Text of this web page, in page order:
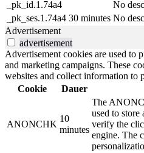
_pk_id.1.74a4
No
_pk_ses.1.74a4 30 minutes No
Advertisement
advertisement
Advertisement cookies are used to
and marketing campaigns. These
websites and collect information to
Cookie
Dauer
ANONCHK
10
minutes
The
used to store
verify the
engine. The